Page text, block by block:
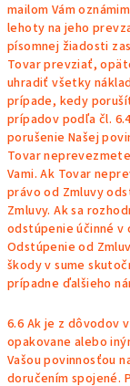
mailom Vám
lehoty na jeho
písomnej žiadosti
Tovar prevziať,
uhradiť všetky
prípade, kedy
prípadov podľačl.
porušenie Našej
Tovar
Vami. Ak Tovar
právo od Zmluvy
Zmluvy. Ak sa
odstúpenie účinné v
Odstúpenie od
škody v sume
prípadne ďalšieho
6.6 Ak je z dôvodov
opakovane alebo
Vašou povinnosťou
doručením spojené.